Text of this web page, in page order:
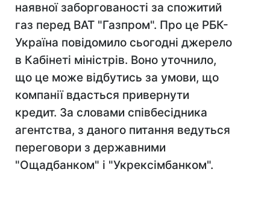
наявної заборгованості за спожитий
газ перед ВАТ "Газпром". Про це РБК-
Україна повідомило сьогодні джерело
в Кабінеті міністрів. Воно уточнило,
що це може відбутись за умови, що
компанії вдасться привернути
кредит. За словами співбесідника
агентства, з даного питання ведуться
переговори з державними
"Ощадбанком" і "Укрексімбанком".